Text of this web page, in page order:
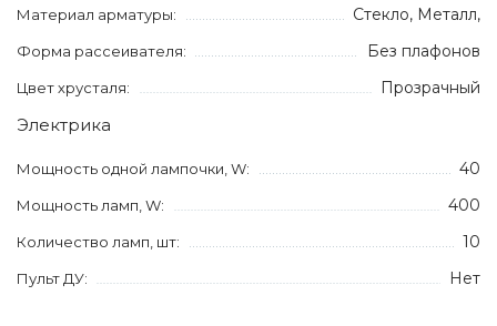
Материал арматуры: Стекло, Металл,
Форма рассеивателя: Без плафонов
Цвет хрусталя: Прозрачный
Электрика
Мощность одной лампочки, W: 40
Мощность ламп, W: 400
Количество ламп, шт: 10
Пульт ДУ: Нет